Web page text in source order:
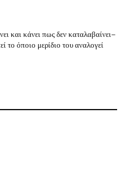
και κάνει πως δεν καταλαβαίνει–
το όποιο μερίδιο του αναλογεί